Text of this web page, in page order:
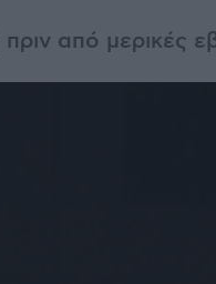
από μερικές